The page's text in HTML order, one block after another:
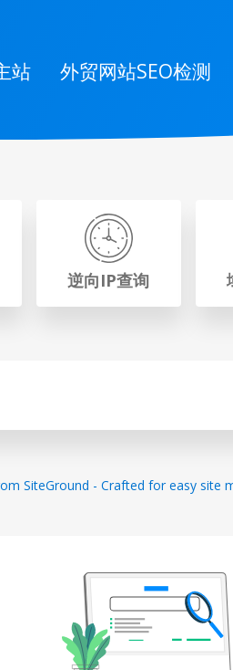
站 外贸网站SEO检测
逆向IP查询